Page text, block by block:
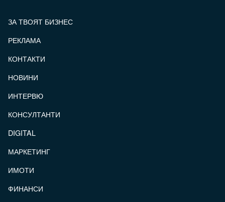
ЗА ТВОЯТ БИЗНЕС
РЕКЛАМА
КОНТАКТИ
НОВИНИ
ИНТЕРВЮ
КОНСУЛТАНТИ
DIGITAL
МАРКЕТИНГ
ИМОТИ
ФИНАНСИ